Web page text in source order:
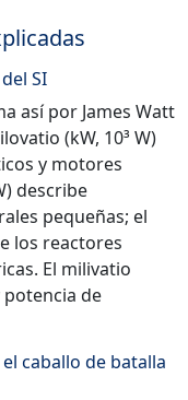
SI
así por James Watt
(kW, 10³ W)
y motores
describe
pequeñas; el
los reactores
El milivatio
potencia de
caballo de batalla